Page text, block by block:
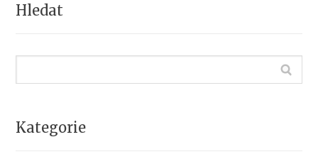
Hledat
Kategorie